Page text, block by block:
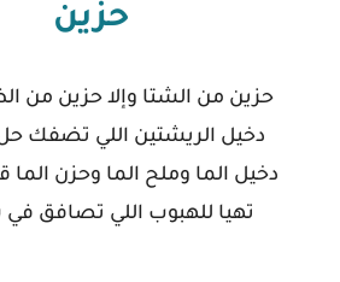
حزين
حزين من الشتا وإلا حزين من
دخيل الريشتين اللي تضفك
دخيل الما وملح الما وحزن الما
تهيا للهبوب اللي تصافق في